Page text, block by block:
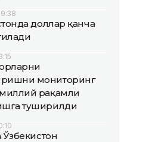
доллар қанча
мониторинг
рақамли
туширилди
Ўзбекистон